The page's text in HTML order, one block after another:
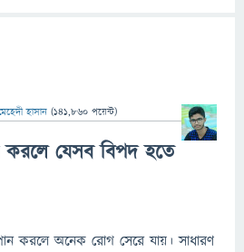
হাসান (141,860 পয়েন্ট)
করলে যেসব বিপদ হতে
করলে অনেক রোগ সেরে যায়। সাধারণ